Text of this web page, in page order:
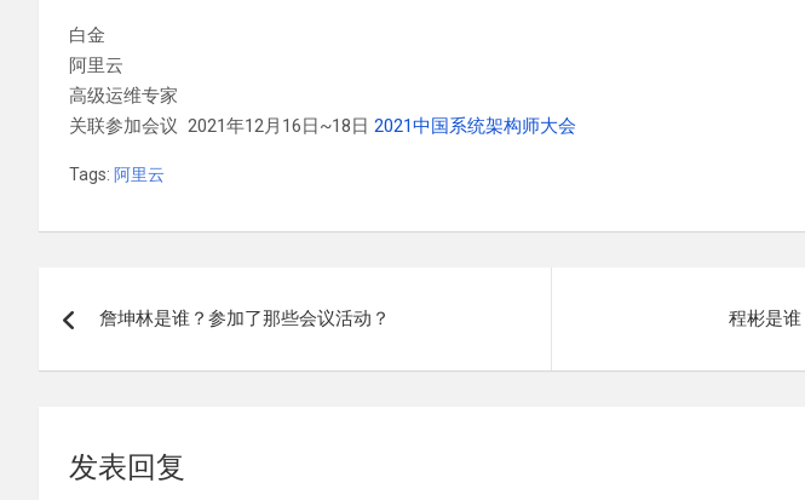
白金
阿里云
高级运维专家
关联参加会议 2021年12月16日~18日 2021中国系统架构师大会
Tags: 阿里云
章
詹坤林是谁？参加了那些会议活动？ 程彬是
发表回复